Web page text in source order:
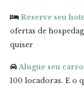
Reserve seu
ofertas de
quiser
Alugue seu carro
100 locadoras. E o